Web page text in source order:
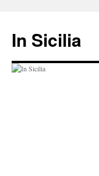
indhold
In Sicilia